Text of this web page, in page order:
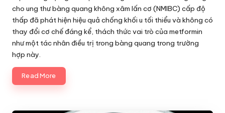
cho ung thư bàng quang không xâm lấn cơ (NMIBC) cấp độ
thấp đã phát hiện hiệu quả chống khối u tối thiểu và không có
thay đổi cơ chế đáng kể, thách thức vai trò của metformin
như một tác nhân điều trị trong bàng quang trong trường
hợp này.
Read More